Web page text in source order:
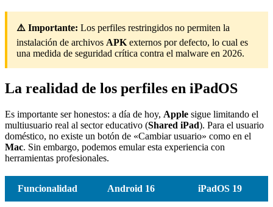
⚠️ Importante: Los perfiles restringidos no permiten la
instalación de archivos APK externos por defecto, lo cual es
una medida de seguridad crítica contra el malware en 2026.
La realidad de los perfiles en iPadOS
Es importante ser honestos: a día de hoy, Apple sigue limitando el
multiusuario real al sector educativo (Shared iPad). Para el usuario
doméstico, no existe un botón de «Cambiar usuario» como en el
Mac. Sin embargo, podemos emular esta experiencia con
herramientas profesionales.
Funcionalidad Android 16 iPadOS 19